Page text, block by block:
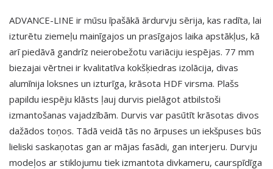
ADVANCE-LINE ir mūsu īpašākā ārdurvju sērija, kas radīta, lai
izturētu ziemeļu mainīgajos un prasīgajos laika apstākļus, kā
arī piedāvā gandrīz neierobežotu variāciju iespējas. 77 mm
biezajai vērtnei ir kvalitatīva kokšķiedras izolācija, divas
alumīnija loksnes un izturīga, krāsota HDF virsma. Plašs
papildu iespēju klāsts ļauj durvis pielāgot atbilstoši
izmantošanas vajadzībām. Durvis var pasūtīt krāsotas divos
dažādos toņos. Tādā veidā tās no ārpuses un iekšpuses būs
lieliski saskaņotas gan ar mājas fasādi, gan interjeru. Durvju
modeļos ar stiklojumu tiek izmantota divkameru, caurspīdīga